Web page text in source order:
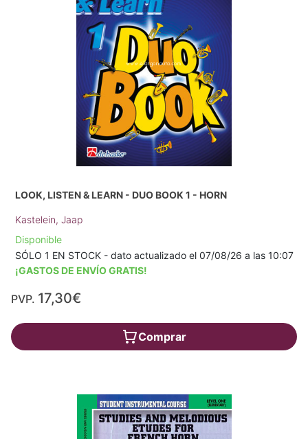
LOOK, LISTEN & LEARN - DUO BOOK 1 - HORN
Kastelein, Jaap
Disponible
SÓLO 1 EN STOCK - dato actualizado el 07/08/26 a las 10:07
¡GASTOS DE ENVÍO GRATIS!
PVP. 17,30€
Comprar